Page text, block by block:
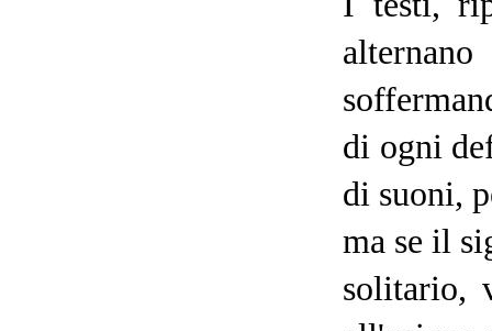
di ogni
di suoni,
ma se il
solitario,